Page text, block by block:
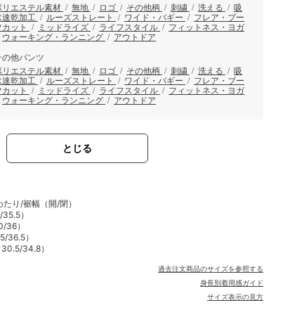
リエステル素材 / 無地 / ロゴ / その他柄 / 刺繍 / 洗える / 吸
速乾加工 / ルーズストレート / ワイド・バギー / フレア・ブー
カット
/ ミッドライズ / ライフスタイル / フィットネス・ヨガ
ウォーキング・ランニング / アウトドア
の他パンツ
リエステル素材 / 無地 / ロゴ / その他柄 / 刺繍 / 洗える / 吸
速乾加工 / ルーズストレート / ワイド・バギー / フレア・ブー
カット
/ ミッドライズ / ライフスタイル / フィットネス・ヨガ
ウォーキング・ランニング / アウトドア
とじる
り/裾幅（開/閉）
）
36）
36.5）
34.8）
過去注文商品のサイズを参照する
身長別着用感ガイド
サイズ表示の見方